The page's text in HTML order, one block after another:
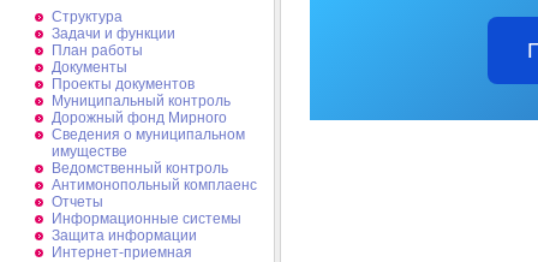
Структура
Задачи и функции
План работы
Документы
Проекты документов
Муниципальный контроль
Дорожный фонд Мирного
Cведения о муниципальном
имуществе
Ведомственный контроль
Антимонопольный комплаенс
Отчеты
Информационные системы
Защита информации
Интернет-приемная